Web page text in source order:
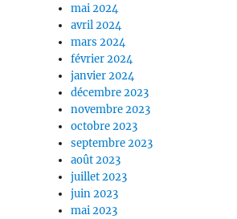
mai 2024
avril 2024
mars 2024
février 2024
janvier 2024
décembre 2023
novembre 2023
octobre 2023
septembre 2023
août 2023
juillet 2023
juin 2023
mai 2023